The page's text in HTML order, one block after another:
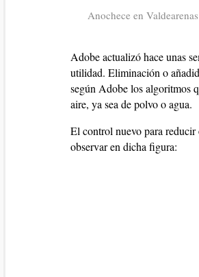
Anochece en
Adobe actualizó hace unas
utilidad. Eliminación o
según Adobe los algoritmos
aire, ya sea de polvo o agua.
El control nuevo para
observar en dicha figura: